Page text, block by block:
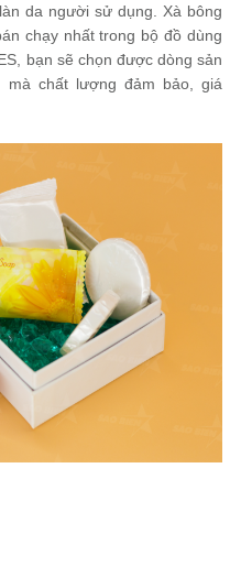
da người sử dụng. Xà bông
chạy nhất trong bộ đồ dùng
bạn sẽ chọn được dòng sản
chất lượng đảm bảo, giá